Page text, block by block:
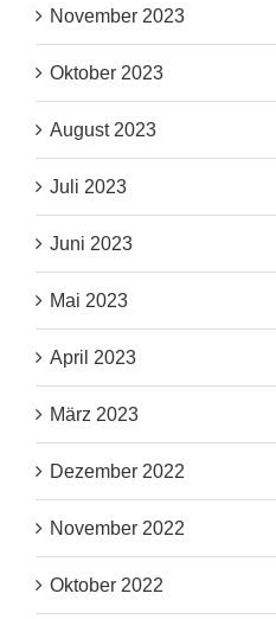
November 2023
Oktober 2023
August 2023
Juli 2023
Juni 2023
Mai 2023
April 2023
März 2023
Dezember 2022
November 2022
Oktober 2022